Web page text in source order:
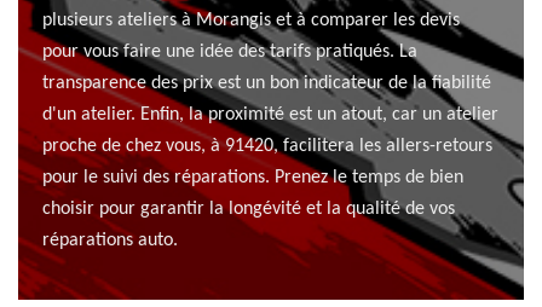
plusieurs ateliers à Morangis et à comparer les devis
pour vous faire une idée des tarifs pratiqués. La
transparence des prix est un bon indicateur de la fiabilité
d'un atelier. Enfin, la proximité est un atout, car un atelier
proche de chez vous, à 91420, facilitera les allers-retours
pour le suivi des réparations. Prenez le temps de bien
choisir pour garantir la longévité et la qualité de vos
réparations auto.